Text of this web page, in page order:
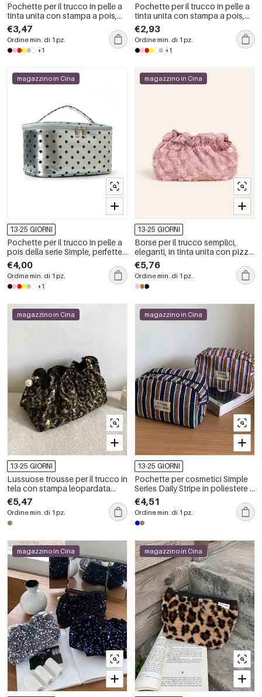
Pochette per il trucco in pelle a
tinta unita con stampa a pois,
serie Simple.
€3,47
Ordine min. di 1 pz.
+1
Pochette per il trucco in pelle a
tinta unita con stampa a pois,
serie Simple.
€2,93
Ordine min. di 1 pz.
+1
magazzino in Cina
13-25 GIORNI
Pochette per il trucco in pelle a
pois della serie Simple, perfette
per tutti i giorni.
€4,00
Ordine min. di 1 pz.
+1
magazzino in Cina
13-25 GIORNI
Borse per il trucco semplici,
eleganti, in tinta unita con pizzo
e motivo floreale.
€5,76
Ordine min. di 1 pz.
magazzino in Cina
13-25 GIORNI
Lussuose trousse per il trucco in
tela con stampa leopardata
retrò
€5,47
Ordine min. di 1 pz.
magazzino in Cina
13-25 GIORNI
Pochette per cosmetici Simple
Series Daily Stripe in poliestere a
colori misti
€4,51
Ordine min. di 1 pz.
magazzino in Cina magazzino in Cina